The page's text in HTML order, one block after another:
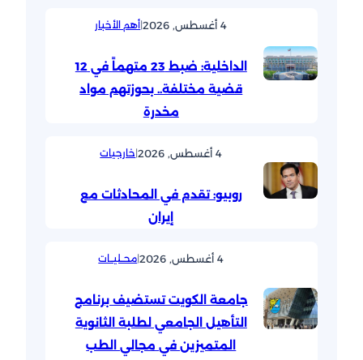
4 أغسطس, 2026 |أهم الأخبار
الداخلية: ضبط 23 متهماً في 12
قضية مختلفة.. بحوزتهم مواد
مخدرة
4 أغسطس, 2026 |خارجيات
روبيو: تقدم في المحادثات مع
إيران
4 أغسطس, 2026 |محــليــات
جامعة الكويت تستضيف برنامج
التأهيل الجامعي لطلبة الثانوية
المتميزين في مجالي الطب